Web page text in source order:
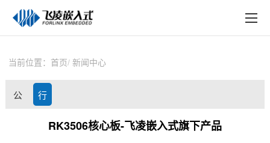
技术与支持
在线文档
在线购买
当前位置： 首页 新闻中心
公 行
RK3506核心板-飞凌嵌入式旗下产品